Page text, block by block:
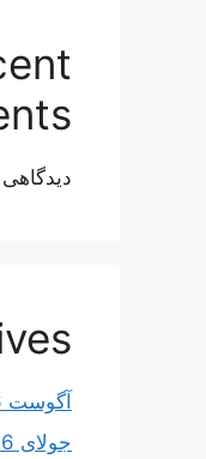
آگوست 2026
جولای 2026